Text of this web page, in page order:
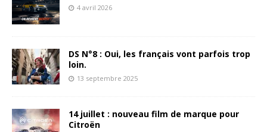
4 avril 2026
DS N°8 : Oui, les français vont parfois trop
loin.
13 septembre 2025
14 juillet : nouveau film de marque pour
Citroën